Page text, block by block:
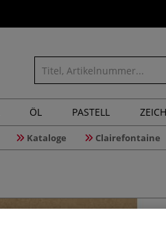
ÖL PASTELL
Kataloge Clairefontaine